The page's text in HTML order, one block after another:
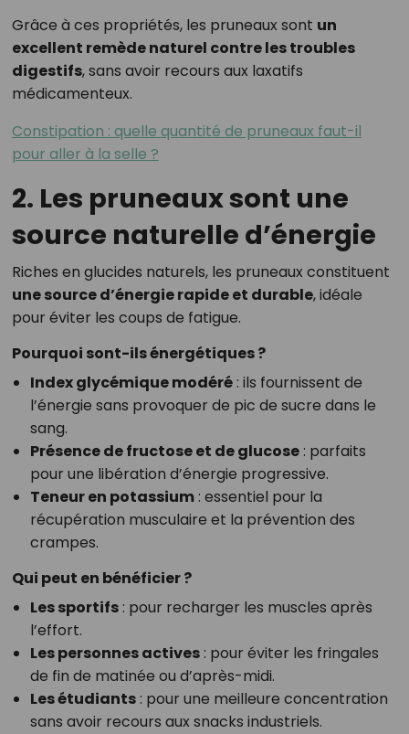
Grâce à ces propriétés, les pruneaux sont un
excellent remède naturel contre les troubles
digestifs, sans avoir recours aux laxatifs
médicamenteux.
Constipation : quelle quantité de pruneaux faut-il
pour aller à la selle ?
2. Les pruneaux sont une
source naturelle d’énergie
Riches en glucides naturels, les pruneaux constituent
une source d’énergie rapide et durable, idéale
pour éviter les coups de fatigue.
Pourquoi sont-ils énergétiques ?
Index glycémique modéré: ils fournissent de
l’énergie sans provoquer de pic de sucre dans le
sang.
Présence de fructose et de glucose: parfaits
pour une libération d’énergie progressive.
Teneur en potassium: essentiel pour la
récupération musculaire et la prévention des
crampes.
Qui peut en bénéficier ?
Les sportifs: pour recharger les muscles après
l’effort.
Les personnes actives: pour éviter les fringales
de fin de matinée ou d’après-midi.
Les étudiants: pour une meilleure concentration
sans avoir recours aux snacks industriels.